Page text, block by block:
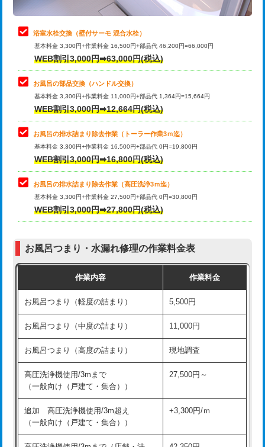
止水・漏水調査・防水処理・清掃・修
理・調整・分解・加工など（中作業）
22,000円
止水・漏水調査・防水処理・清掃・修
理・調整・分解・加工など（重作業）
33,000円
トイレタンク脱着
トイレ便器脱着
タンクレストイレ脱着 33,000円
小便器トイレ脱着
その他部品の脱着 8,800円～
交換・取付（タンク）
交換・取付（普通便座） 11,000円+材料費
交換・取付（温水洗浄便座） 16,500円+材料費
交換・取付(単水栓（壁付・デッキ
式）)
13,200円+材料費
交換・取付(混合水栓（壁付・デッキ
式・ワンホール）)
16,500円+材料費
交換・取付(排水栓・排水トラップ
（P/S/ポップアップ））
22,000円+材料費
交換・取付（その他部品） 11,000円+材料費
持込商品取付（単水栓） 13,200円
浴室水栓交換（壁付サーモ 混合水栓）
基本料金 3,300円+作業料金 16,500円+部品代 46,200円=66,000円
WEB割引3,000円➡63,000円(税込)
お風呂の部品交換（ハンドル交換）
基本料金 3,300円+作業料金 11,000円+部品代 1,364円=15,664円
WEB割引3,000円➡12,664円(税込)
お風呂の排水詰まり除去作業（トーラー作業3ｍ迄）
基本料金 3,300円+作業料金 16,500円+部品代 0円=19,800円
WEB割引3,000円➡16,800円(税込)
お風呂の排水詰まり除去作業（高圧洗浄3ｍ迄）
基本料金 3,300円+作業料金 27,500円+部品代 0円=30,800円
WEB割引3,000円➡27,800円(税込)
お風呂つまり・水漏れ修理の作業料金表
作業内容 作業料金
お風呂つまり（軽度の詰まり） 5,500円
お風呂つまり（中度の詰まり） 11,000円
お風呂つまり（高度の詰まり） 現地調査
高圧洗浄機使用/3mまで
（一般向け（戸建て・集合））
27,500円～
追加 高圧洗浄機使用/3m超え
（一般向け（戸建て・集合））
+3,300円/ｍ